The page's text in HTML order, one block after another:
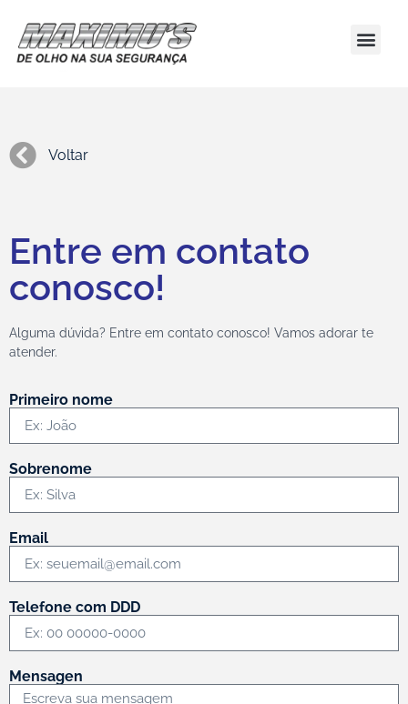
Voltar
Entre em contato
conosco!
Alguma dúvida? Entre em contato conosco! Vamos adorar te
atender.
Primeiro nome
Sobrenome
Email
Telefone com DDD
Mensagen